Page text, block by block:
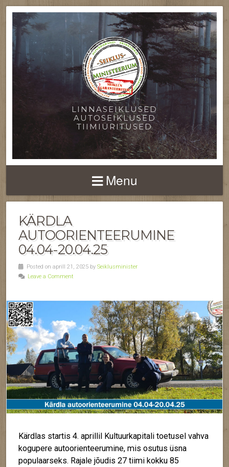
LINNASEIKLUSED
AUTOSEIKLUSED
TIIMIÜRITUSED
Menu
KÄRDLA
AUTOORIENTEERUMINE
04.04-20.04.25
Posted on aprill 21, 2025 by Seiklusminister
Leave a Comment
Kärdlas startis 4. aprillil Kultuurkapitali toetusel vahva
kogupere autoorienteerumine, mis osutus üsna
populaarseks. Rajale jõudis 27 tiimi kokku 85